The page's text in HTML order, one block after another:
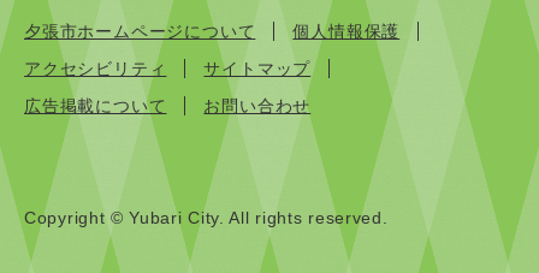
夕張市ホームページについて
個人情報保護
アクセシビリティ
サイトマップ
広告掲載について
お問い合わせ
Copyright © Yubari City. All rights reserved.